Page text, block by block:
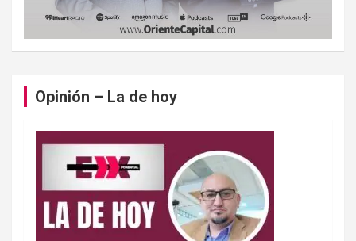
Opinión – La de hoy